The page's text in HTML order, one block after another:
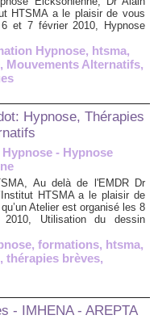
HTSMA a le plaisir de vous
et 7 février 2010, Hypnose
Hypnose, htsma,
, Mouvements Alternatifs,
Hypnose, Thérapies
- Hypnose
Au delà de l'EMDR Dr
HTSMA a le plaisir de
Atelier est organisé les 8
Utilisation du dessin
, formations, htsma,
, thérapies brèves,
- IMHENA - AREPTA